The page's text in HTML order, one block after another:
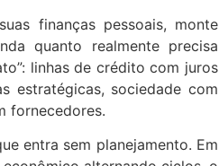
finanças pessoais, monte
quanto realmente precisa
linhas de crédito com juros
estratégicas, sociedade com
fornecedores.
entra sem planejamento. Em